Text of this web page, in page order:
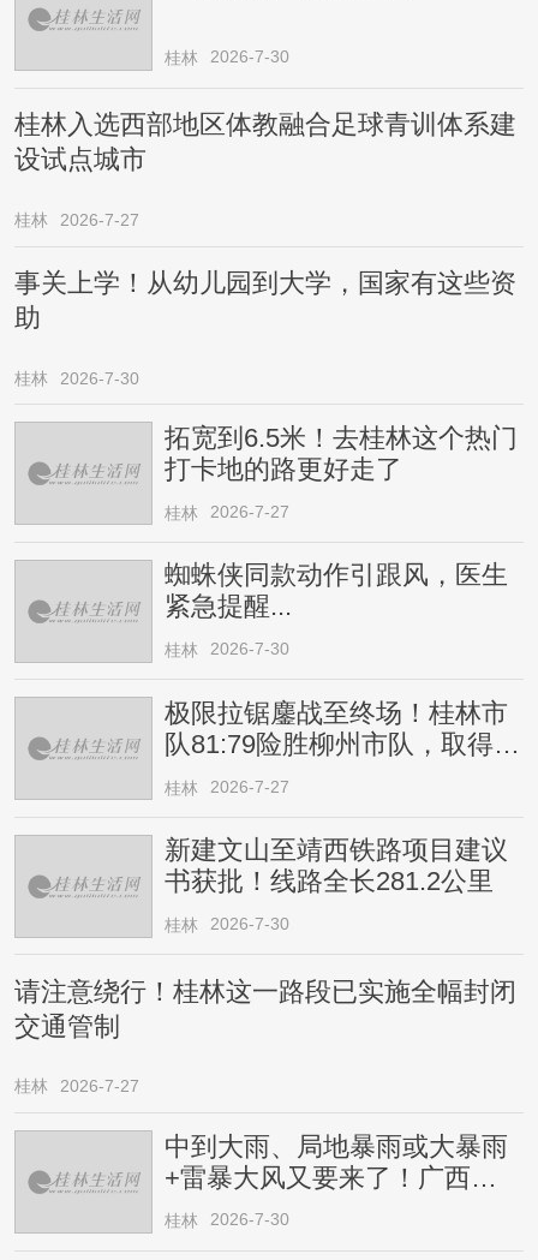
桂林 2026-7-30
桂林入选西部地区体教融合足球青训体系建
设试点城市
桂林 2026-7-27
事关上学！从幼儿园到大学，国家有这些资
助
桂林 2026-7-30
拓宽到6.5米！去桂林这个热门
打卡地的路更好走了
桂林 2026-7-27
蜘蛛侠同款动作引跟风，医生
紧急提醒...
桂林 2026-7-30
极限拉锯鏖战至终场！桂林市
队81:79险胜柳州市队，取得四
连胜
桂林 2026-7-27
新建文山至靖西铁路项目建议
书获批！线路全长281.2公里
桂林 2026-7-30
请注意绕行！桂林这一路段已实施全幅封闭
交通管制
桂林 2026-7-27
中到大雨、局地暴雨或大暴雨
+雷暴大风又要来了！广西人
请注意
桂林 2026-7-30